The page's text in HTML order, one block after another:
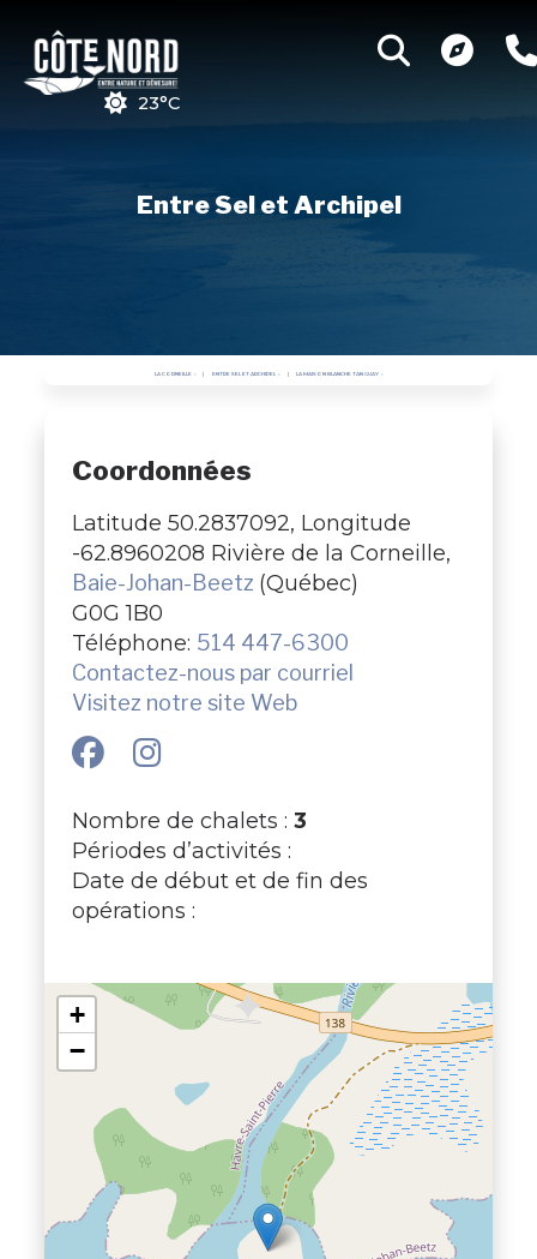
23°C
Entre Sel et Archipel
LA CORNEILLE ENTRE SEL ET ARCHIPEL LA MAISON BLANCHE TANGUAY
Coordonnées
Latitude 50.2837092, Longitude
-62.8960208 Rivière de la Corneille,
Baie-Johan-Beetz (Québec)
G0G 1B0
Téléphone: 514 447-6300
Contactez-nous par courriel
Visitez notre site Web
Nombre de chalets : 3
Périodes d’activités :
Date de début et de fin des
opérations :
+
−